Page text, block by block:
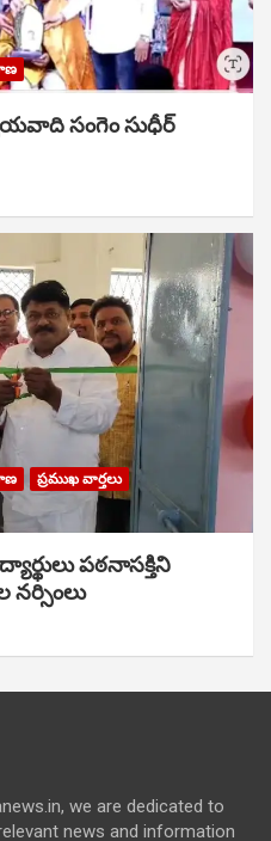
సంగెం సుధీర్
ప్రముఖ వార్తలు
పఠ‌నాసక్తిని
we are dedicated to
news and information